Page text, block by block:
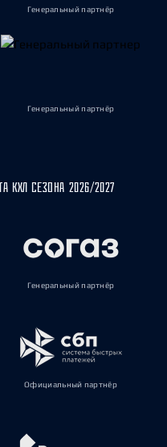
Генеральный партнёр
Генеральный партнёр
КХЛ СЕЗОНА 2026/2027
Генеральный партнёр
Официальный партнёр